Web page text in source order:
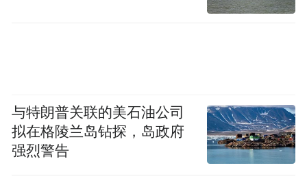
设，努力实现道路早日完工通车、早日惠及
市整体交通水平，加快推动城市扩容提质。
来源：洪观新闻记者 万能/文 马悦/图
与特朗普关联的美石油公司
拟在格陵兰岛钻探，岛政府
强烈警告